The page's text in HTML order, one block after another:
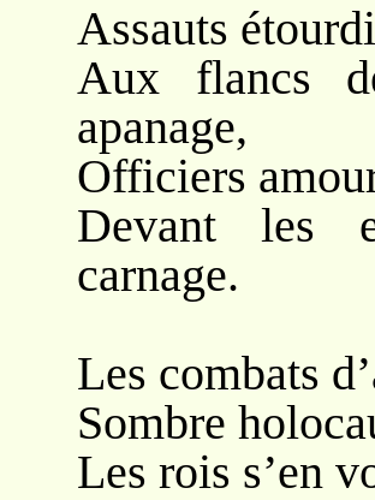
Assauts
Aux flancs
apanage,
Officiers
Devant les
carnage.
Les combats
Sombre
Les rois s’en